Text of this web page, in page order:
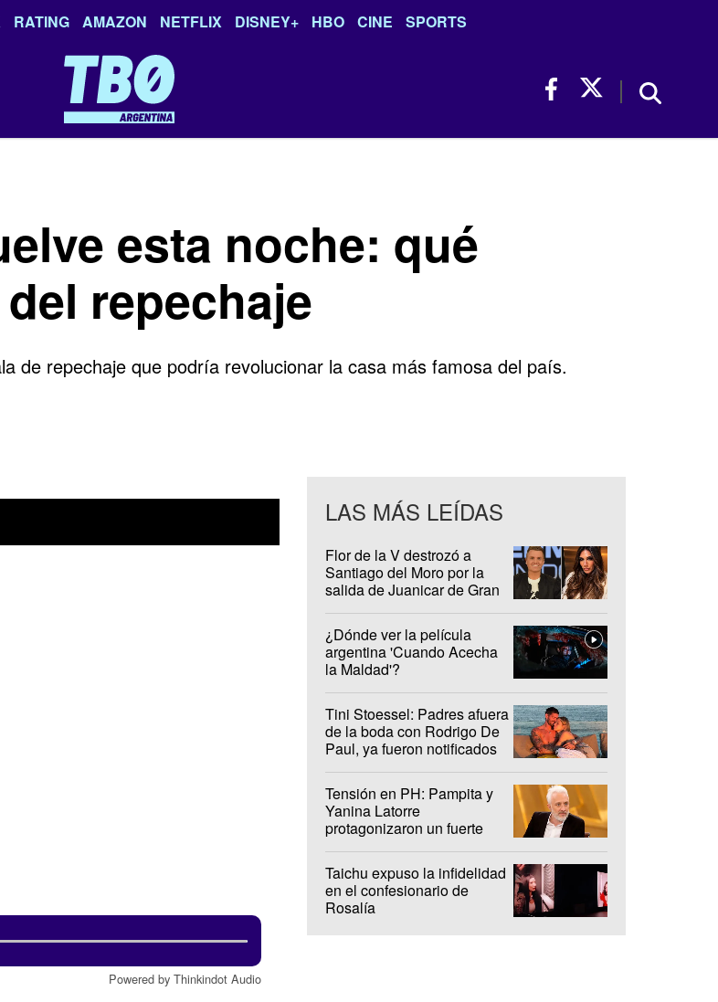
RATING AMAZON NETFLIX DISNEY+ HBO CINE SPORTS
esta noche: qué
repechaje
de repechaje que podría revolucionar la casa más famosa del país.
Powered by Thinkindot Audio
LAS MÁS LEÍDAS
Flor de la V destrozó a
Santiago del Moro por la
salida de Juanicar de Gran
¿Dónde ver la película
argentina 'Cuando Acecha
la Maldad'?
Tini Stoessel: Padres afuera
de la boda con Rodrigo De
Paul, ya fueron notificados
Tensión en PH: Pampita y
Yanina Latorre
protagonizaron un fuerte
Taichu expuso la infidelidad
en el confesionario de
Rosalía